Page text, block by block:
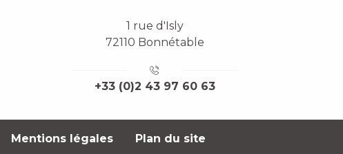
1 rue d'Isly
72110 Bonnétable
+33 (0)2 43 97 60 63
Mentions légales Plan du site